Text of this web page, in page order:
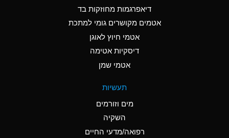
Ammonia Anhydrous
B
Ammonia Gas (cold)
A
Ammonia Gas (hot)
דיאפרגמות מחוזקות בד
אטמים מקושרים גומי למתכת
אטמי חיוץ לאוגן
דיסקיות אטימה
אטמי שמן
תעשיות
מים וזורמים
השקיה
רפואה/מדעי החיים